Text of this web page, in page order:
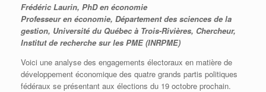
Frédéric Laurin, PhD en économie
Professeur en économie, Département des sciences de la
gestion, Université du Québec à Trois-Rivières, Chercheur,
Institut de recherche sur les PME (INRPME)
Voici une analyse des engagements électoraux en matière de
développement économique des quatre grands partis politiques
fédéraux se présentant aux élections du 19 octobre prochain.